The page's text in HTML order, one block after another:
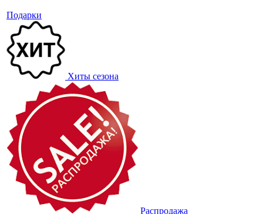
Подарки
Хиты сезона
Распродажа